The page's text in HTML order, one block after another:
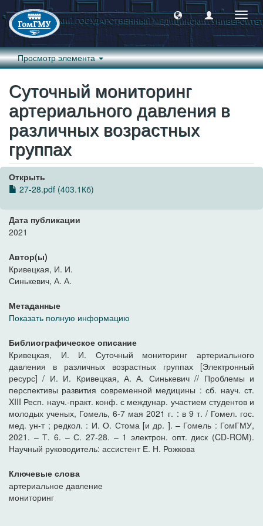
Просмотр элемента
Суточный мониторинг
артериального давления в
различных возрастных
группах
Открыть
27-28.pdf (403.1Кб)
Дата публикации
2021
Автор(ы)
Кривецкая, И. И.
Синькевич, А. А.
Метаданные
Показать полную информацию
Библиографическое описание
Кривецкая, И. И. Суточный мониторинг артериального
давления в различных возрастных группах [Электронный
ресурс] / И. И. Кривецкая, А. А. Синькевич // Проблемы и
перспективы развития современной медицины : сб. науч. ст.
XIII Респ. науч.-практ. конф. с междунар. участием студентов и
молодых ученых, Гомель, 6-7 мая 2021 г. : в 9 т. / Гомел. гос.
мед. ун-т ; редкол. : И. О. Стома [и др. ]. – Гомель : ГомГМУ,
2021. – Т. 6. – С. 27-28. – 1 электрон. опт. диск (CD-ROM).
Научный руководитель: ассистент Е. Н. Рожкова
Ключевые слова
артериальное давление
мониторинг